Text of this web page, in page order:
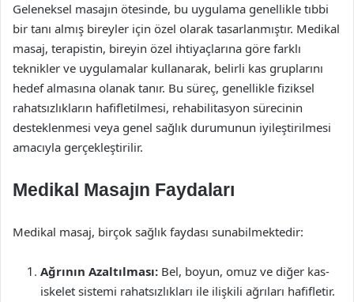
Geleneksel masajın ötesinde, bu uygulama genellikle tıbbi
bir tanı almış bireyler için özel olarak tasarlanmıştır. Medikal
masaj, terapistin, bireyin özel ihtiyaçlarına göre farklı
teknikler ve uygulamalar kullanarak, belirli kas gruplarını
hedef almasına olanak tanır. Bu süreç, genellikle fiziksel
rahatsızlıkların hafifletilmesi, rehabilitasyon sürecinin
desteklenmesi veya genel sağlık durumunun iyileştirilmesi
amacıyla gerçekleştirilir.
Medikal Masajın Faydaları
Medikal masaj, birçok sağlık faydası sunabilmektedir:
Ağrının Azaltılması: Bel, boyun, omuz ve diğer kas-
iskelet sistemi rahatsızlıkları ile ilişkili ağrıları hafifletir.